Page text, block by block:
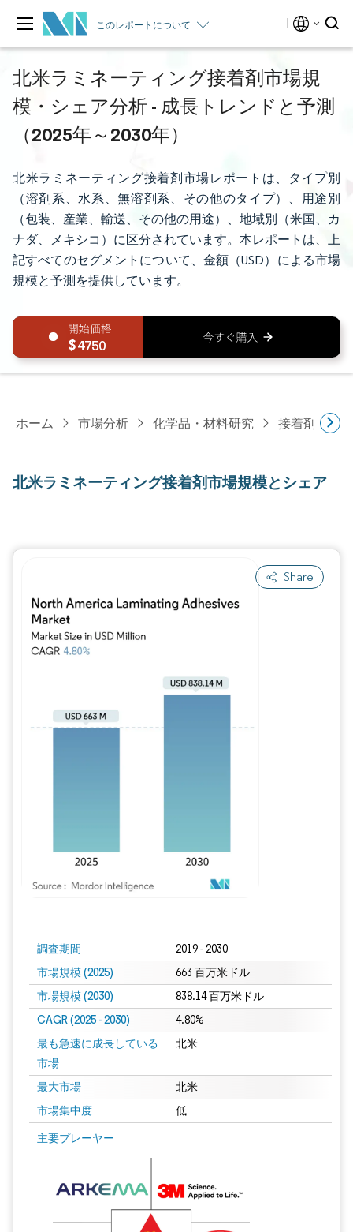
このレポートについて
北米ラミネーティング接着剤市場規
模・シェア分析 - 成長トレンドと予測
（2025年～2030年）
北米ラミネーティング接着剤市場レポートは、タイプ別
（溶剤系、水系、無溶剤系、その他のタイプ）、用途別
（包装、産業、輸送、その他の用途）、地域別（米国、カ
ナダ、メキシコ）に区分されています。本レポートは、上
記すべてのセグメントについて、金額（USD）による市場
規模と予測を提供しています。
4750
ホーム 市場分析 化学品・材料研究 接着剤・シ
北米ラミネーティング接着剤市場規模とシェア
Share
調査期間 2019 - 2030
市場規模 (2025) 663 百万米ドル
市場規模 (2030) 838.14 百万米ドル
CAGR (2025 - 2030) 4.80%
最も急速に成長している
市場
北米
最大市場 北米
市場集中度 低
主要プレーヤー